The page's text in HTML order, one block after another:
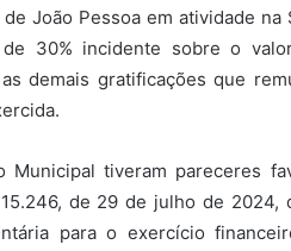
João Pessoa em atividade na
30% incidente sobre o
demais gratificações que
tiveram pareceres
de 29 de julho de 2024,
para o exercício